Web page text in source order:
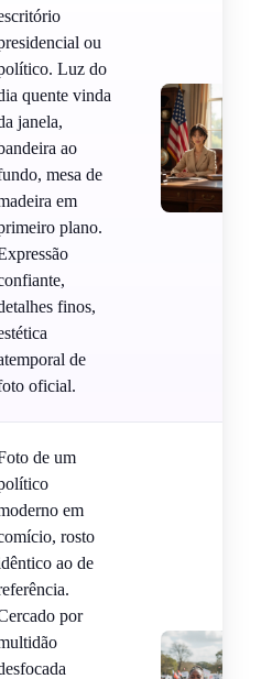
ou
Luz do
quente vinda
janela,
ao
mesa de
em
plano.
finos,
de
oficial.
de um
em
rosto
ao de
por